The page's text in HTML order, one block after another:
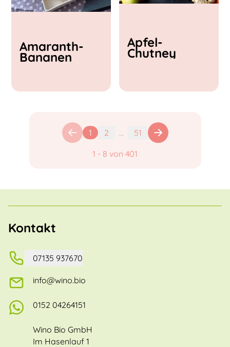
Amaranth-
Bananen
Apfel-
Chutney
1 2 ... 51
1 - 8 von 401
Kontakt
07135 937670
info@wino.bio
0152 04264151
Wino Bio GmbH
Im Hasenlauf 1